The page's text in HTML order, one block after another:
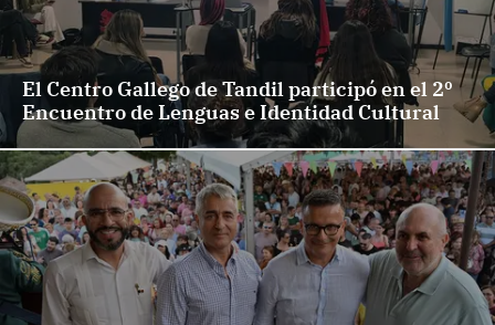
El Centro Gallego de Tandil participó en el 2º
Encuentro de Lenguas e Identidad Cultural